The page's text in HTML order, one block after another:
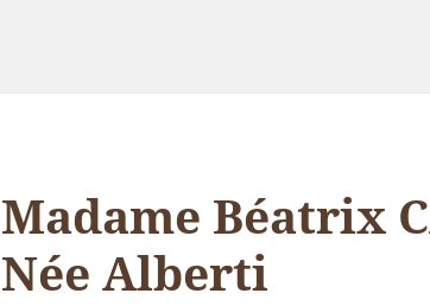
Madame Béatrix
Née Alberti